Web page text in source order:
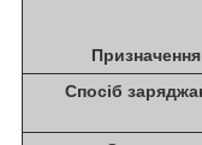
Призначення
Спосіб